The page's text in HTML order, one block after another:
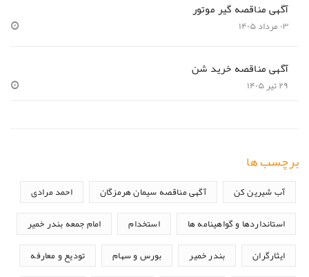
آگهی مناقصه گیر موتور
۰۳ مرداد ۱۴۰۵
آگهی مناقصه خرید شن
۲۹ تیر ۱۴۰۵
برچسب ها
آب شیرین کن آگهی مناقصه سیمان هرمزگان احمد مرادی
استانداردها و گواهینامه ها استخدام امام جمعه بندر خمیر
ایثارگران بندر خمیر بورس و سهام تودیع و معارفه